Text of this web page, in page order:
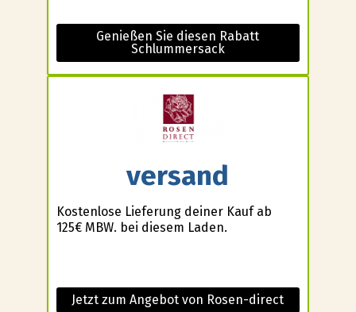
Genießen Sie diesen Rabatt
Schlummersack
versand
Kostenlose Lieferung deiner Kauf ab
125€ MBW. bei diesem Laden.
Jetzt zum Angebot von Rosen-direct